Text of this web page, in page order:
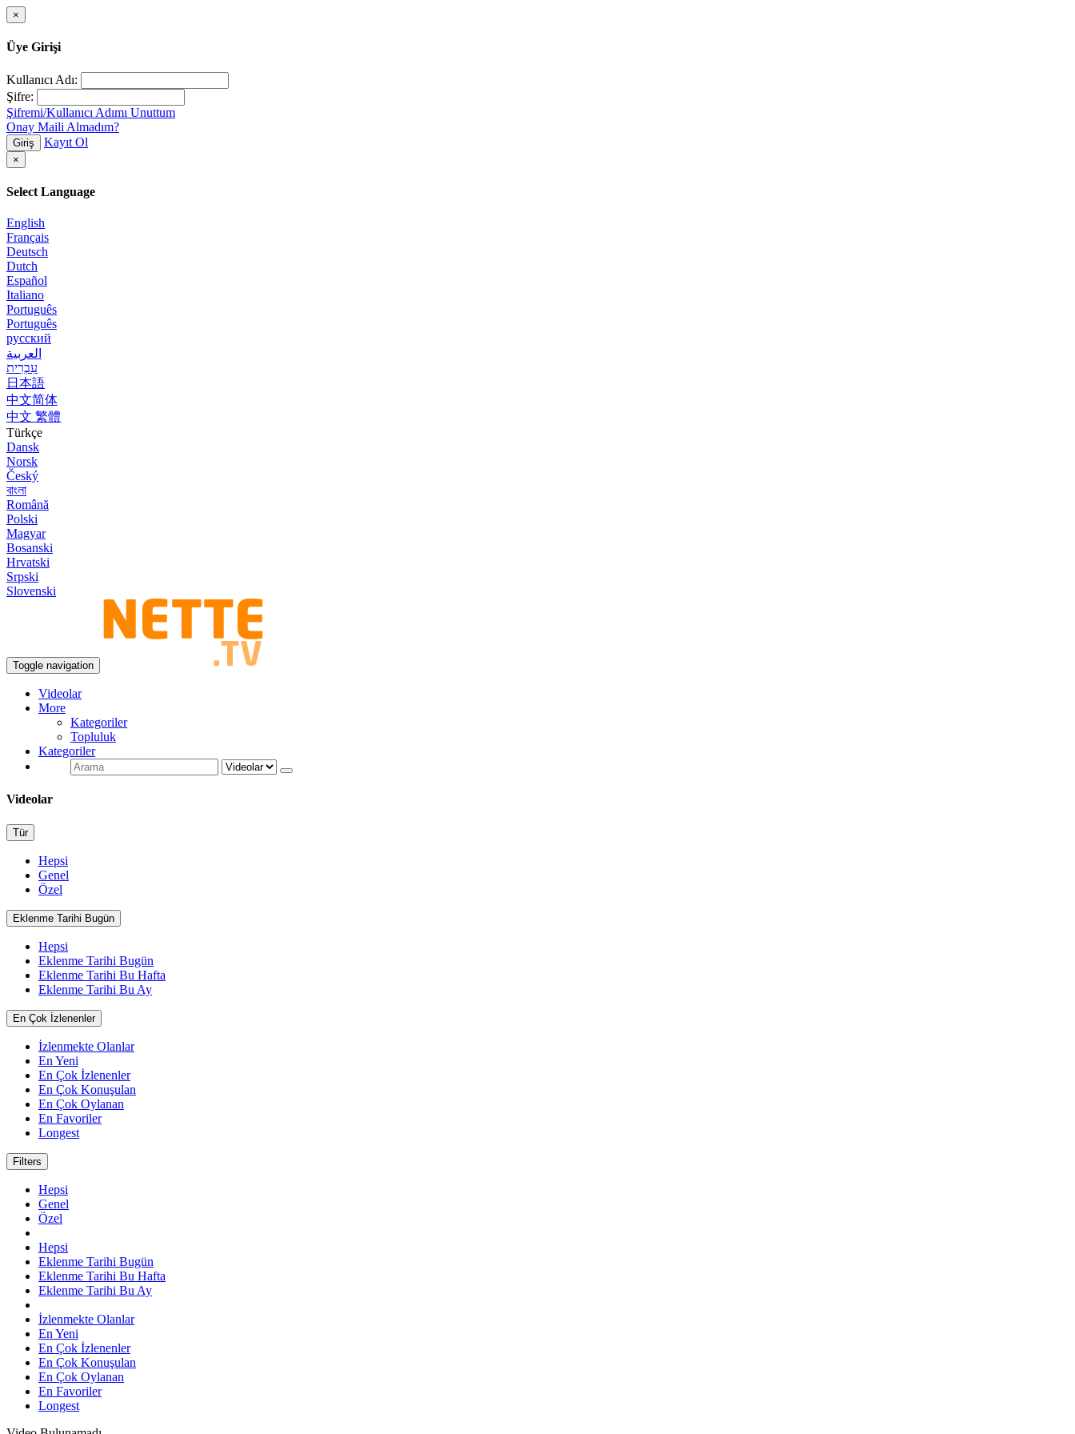
×
Üye Girişi
Kullanıcı Adı:
Şifre:
Şifremi/Kullanıcı Adımı Unuttum
Onay Maili Almadım?
Giriş Kayıt Ol
×
Select Language
English
Français
Deutsch
Dutch
Español
Italiano
Português
Português
русский
العربية
עִבְרִית
日本語
中文简体
中文 繁體
Türkçe
Dansk
Norsk
Český
বাংলা
Română
Polski
Magyar
Bosanski
Hrvatski
Srpski
Slovenski
Toggle navigation
Videolar
More
Kategoriler
Topluluk
Kategoriler
Videolar
Tür
Hepsi
Genel
Özel
Eklenme Tarihi Bugün
Hepsi
Eklenme Tarihi Bugün
Eklenme Tarihi Bu Hafta
Eklenme Tarihi Bu Ay
En Çok İzlenenler
İzlenmekte Olanlar
En Yeni
En Çok İzlenenler
En Çok Konuşulan
En Çok Oylanan
En Favoriler
Longest
Filters
Hepsi
Genel
Özel
Hepsi
Eklenme Tarihi Bugün
Eklenme Tarihi Bu Hafta
Eklenme Tarihi Bu Ay
İzlenmekte Olanlar
En Yeni
En Çok İzlenenler
En Çok Konuşulan
En Çok Oylanan
En Favoriler
Longest